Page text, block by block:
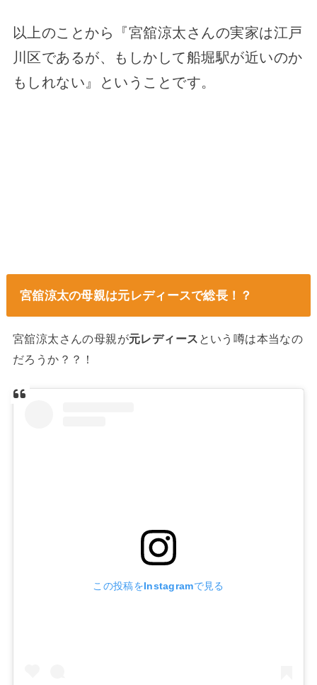
以上のことから『宮舘涼太さんの実家は江戸
川区であるが、もしかして船堀駅が近いのか
もしれない』ということです。
宮舘涼太の母親は元レディースで総長！？
宮舘涼太さんの母親が元レディース という噂は本当なの
だろうか？？！
この投稿をInstagramで見る